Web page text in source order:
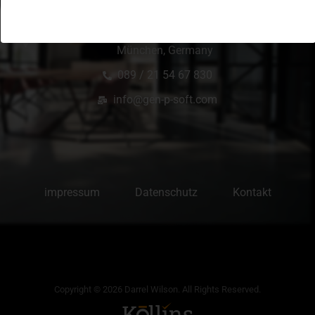
München, Germany
089 / 21 54 67 830
info@gen-p-soft.com
impressum Datenschutz Kontakt
Copyright © 2026 Darrel Wilson. All Rights Reserved.